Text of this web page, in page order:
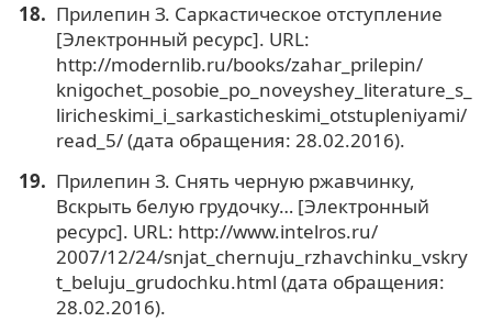
Прилепин З. Саркастическое отступление
[Электронный ресурс]. URL:
http://modernlib.ru/books/zahar_prilepin/
knigochet_posobie_po_noveyshey_literature_s_
liricheskimi_i_sarkasticheskimi_otstupleniyami/
read_5/ (дата обращения: 28.02.2016).
Прилепин З. Снять черную ржавчинку,
Вскрыть белую грудочку… [Электронный
ресурс]. URL: http://www.intelros.ru/
2007/12/24/snjat_chernuju_rzhavchinku_vskry
t_beluju_grudochku.html (дата обращения:
28.02.2016).